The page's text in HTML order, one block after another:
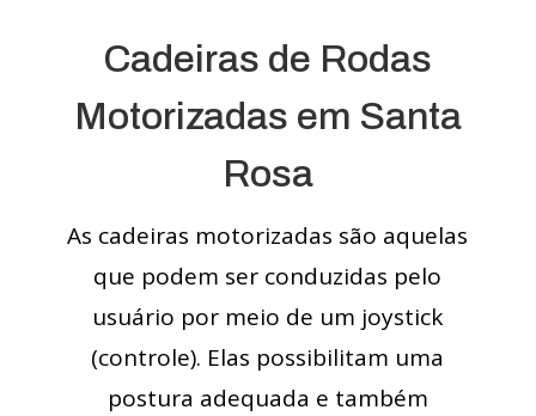
Cadeiras de Rodas
Motorizadas em Santa
Rosa
As cadeiras motorizadas são aquelas
que podem ser conduzidas pelo
usuário por meio de um joystick
(controle). Elas possibilitam uma
postura adequada e também